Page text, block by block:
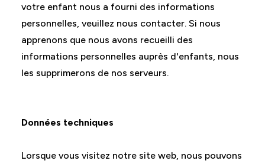
votre enfant nous a fourni des informations
personnelles, veuillez nous contacter. Si nous
apprenons que nous avons recueilli des
informations personnelles auprès d'enfants, nous
les supprimerons de nos serveurs.
Données techniques
Lorsque vous visitez notre site web, nous pouvons